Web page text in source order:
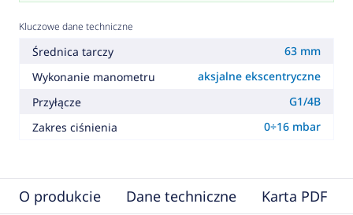
Kluczowe dane techniczne
Średnica tarczy
63 mm
Wykonanie manometru
aksjalne ekscentryczne
Przyłącze
G1/4B
Zakres ciśnienia
0÷16 mbar
O produkcie Dane techniczne Karta PDF